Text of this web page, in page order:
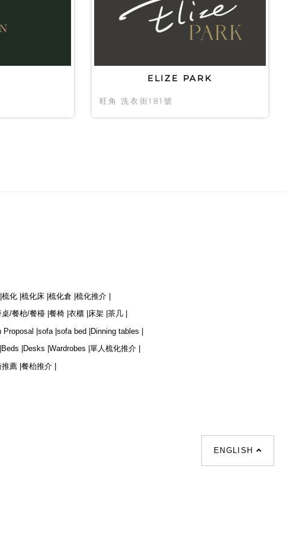
ENGLISH
ELIZE PARK
旺角 洗衣街181號
梳化 | 梳化床 | 梳化倉 | 梳化推介 |
/餐枱/餐檯 | 餐椅 | 衣櫃 | 床架 | 茶几 |
| sofa | sofa bed |
Dinning tables |
Beds | Desks | Wardrobes | 單人梳化推介 |
薦 |餐枱推介 |